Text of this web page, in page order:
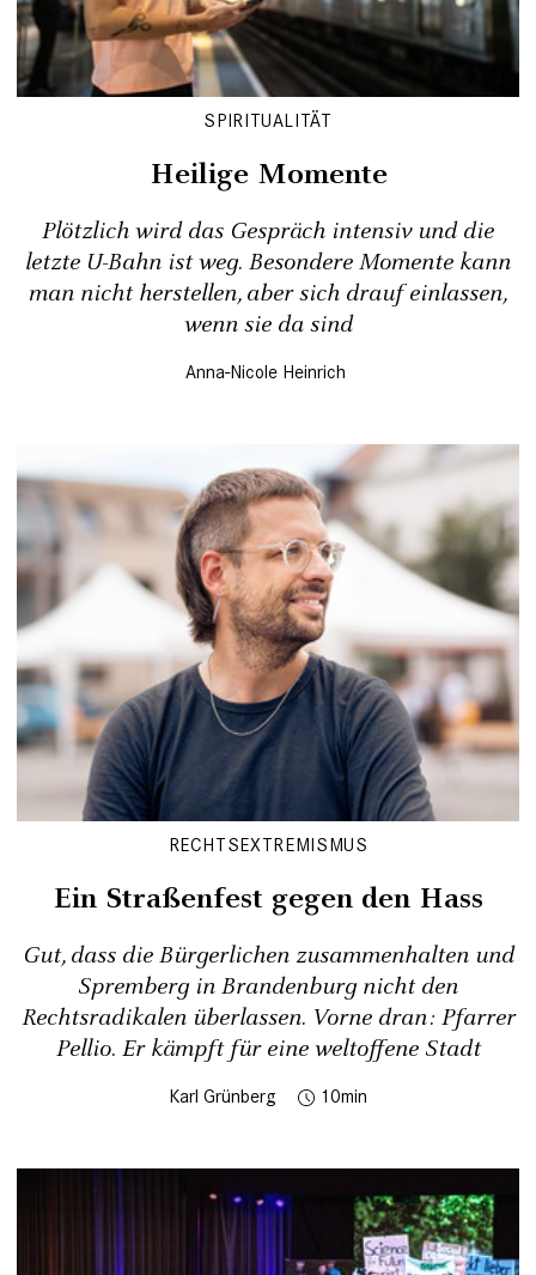
SPIRITUALITÄT
Heilige Momente
Plötzlich wird das Gespräch intensiv und die
letzte U-Bahn ist weg. Besondere Momente kann
man nicht herstellen, aber sich drauf einlassen,
wenn sie da sind
Anna-Nicole Heinrich
RECHTSEXTREMISMUS
Ein Straßenfest gegen den Hass
Gut, dass die Bürgerlichen zusammenhalten und
Spremberg in Brandenburg nicht den
Rechtsradikalen überlassen. Vorne dran: Pfarrer
Pellio. Er kämpft für eine weltoffene Stadt
Karl Grünberg 10